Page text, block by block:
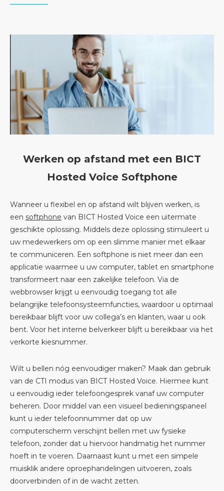
Werken op afstand met een BICT
Hosted Voice Softphone
Wanneer u flexibel en op afstand wilt blijven werken, is
een softphone van BICT Hosted Voice een uitermate
geschikte oplossing. Middels deze oplossing stimuleert u
uw medewerkers om op een slimme manier met elkaar
te communiceren. Een softphone is niet meer dan een
applicatie waarmee u uw computer, tablet en smartphone
transformeert naar een zakelijke telefoon. Via de
webbrowser krijgt u eenvoudig toegang tot alle
belangrijke telefoonsysteemfuncties, waardoor u optimaal
bereikbaar blijft voor uw collega’s en klanten, waar u ook
bent. Voor het interne belverkeer blijft u bereikbaar via het
verkorte kiesnummer.
Wilt u bellen nóg eenvoudiger maken? Maak dan gebruik
van de CTI modus van BICT Hosted Voice. Hiermee kunt
u eenvoudig ieder telefoongesprek vanaf uw computer
beheren. Door middel van een visueel bedieningspaneel
kunt u ieder telefoonnummer dat op uw
computerscherm verschijnt bellen met uw fysieke
telefoon, zonder dat u hiervoor handmatig het nummer
hoeft in te voeren. Daarnaast kunt u met een simpele
muisklik andere oproephandelingen uitvoeren, zoals
doorverbinden of in de wacht zetten.